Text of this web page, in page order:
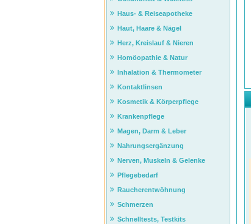
Haus- & Reiseapotheke
Haut, Haare & Nägel
Herz, Kreislauf & Nieren
Homöopathie & Natur
Inhalation & Thermometer
Kontaktlinsen
Kosmetik & Körperpflege
Krankenpflege
Magen, Darm & Leber
Nahrungsergänzung
Nerven, Muskeln & Gelenke
Pflegebedarf
Raucherentwöhnung
Schmerzen
Schnelltests, Testkits